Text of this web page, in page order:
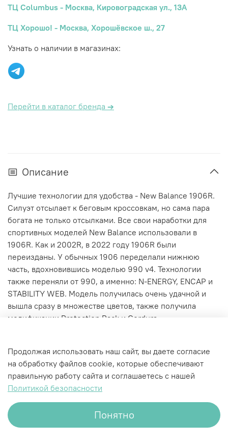
ТЦ Columbus - Москва, Кировоградская ул., 13А
ТЦ Хорошо! - Москва, Хорошёвское ш., 27
Узнать о наличии в магазинах:
Перейти в каталог бренда →
Описание
Лучшие технологии для удобства - New Balance 1906R.
Силуэт отсылает к беговым кроссовкам, но сама пара
богата не только отсылками. Все свои наработки для
спортивных моделей New Balance использовали в
1906R. Как и 2002R, в 2022 году 1906R были
переизданы. У обычных 1906 переделали нижнюю
часть, вдохновившись моделью 990 v4. Технологии
также переняли от 990, а именно: N-ENERGY, ENCAP и
STABILITY WEB. Модель получилась очень удачной и
вышла сразу в множестве цветов, также получила
модификации Protection Pack и Cordura.
Характеристики
Продолжая использовать наш сайт, вы даете согласие
на обработку файлов cookie, которые обеспечивают
правильную работу сайта и соглашаетесь с нашей
Политикой безопасности
Понятно